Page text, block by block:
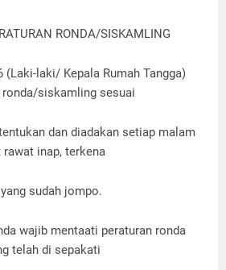
RONDA/SISKAMLING
(Laki-laki/ Kepala Rumah Tangga)
siskamling sesuai
dan diadakan setiap malam
inap, terkena
sudah jompo.
wajib mentaati peraturan ronda
telah di sepakati